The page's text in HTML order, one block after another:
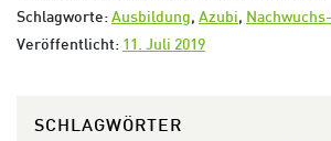
Schlagworte: Ausbildung, Azubi,
Veröffentlicht: 11. Juli 2019
SCHLAGWÖRTER